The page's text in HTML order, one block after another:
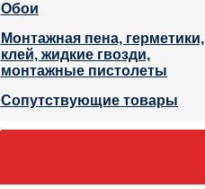
Обои
Монтажная пена, герметики,
клей, жидкие гвозди,
монтажные пистолеты
Сопутствующие товары